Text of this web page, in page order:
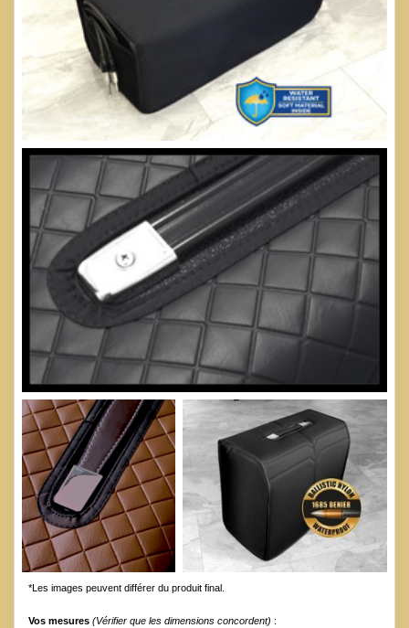
*Les images peuvent différer du produit final.
Vos mesures (Vérifier que les dimensions concordent) :